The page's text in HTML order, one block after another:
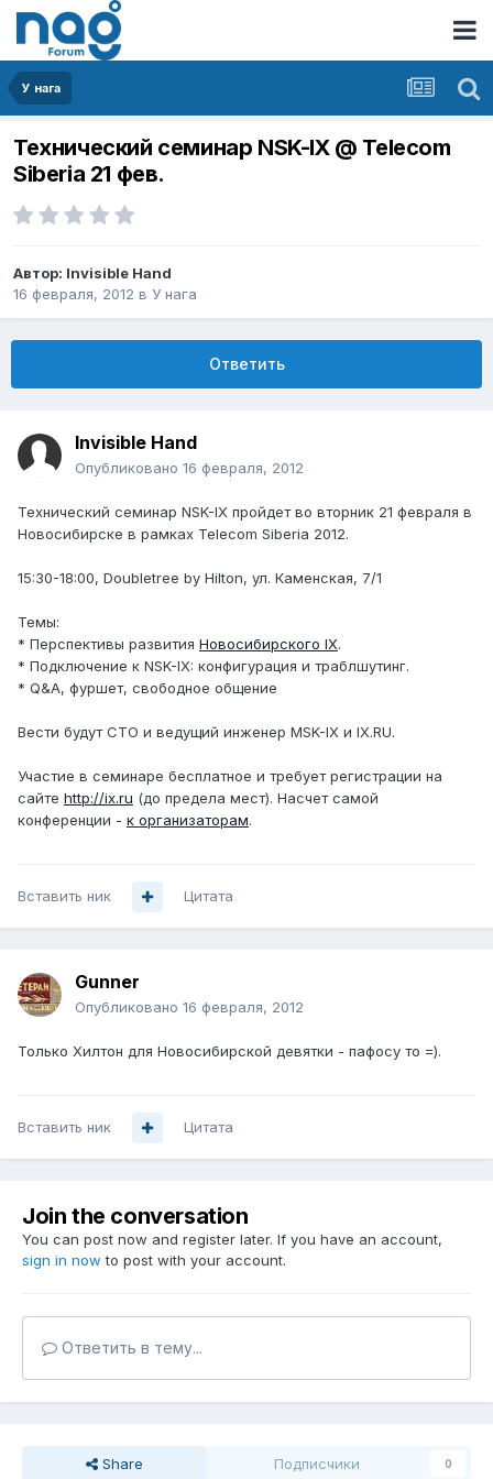
У нага
Технический семинар NSK-IX @ Telecom
Siberia 21 фев.
Автор: Invisible Hand
16 февраля, 2012 в У нага
Ответить
Invisible Hand
Опубликовано 16 февраля, 2012
Технический семинар NSK-IX пройдет во вторник 21 февраля в
Новосибирске в рамках Telecom Siberia 2012.
15:30-18:00, Doubletree by Hilton, ул. Каменская, 7/1
Темы:
* Перспективы развития Новосибирского IX.
* Подключение к NSK-IX: конфигурация и траблшутинг.
* Q&A, фуршет, свободное общение
Вести будут CTO и ведущий инженер MSK-IX и IX.RU.
Участие в семинаре бесплатное и требует регистрации на
сайте http://ix.ru (до предела мест). Насчет самой
конференции - к организаторам.
Вставить ник Цитата
Gunner
Опубликовано 16 февраля, 2012
Только Хилтон для Новосибирской девятки - пафосу то =).
Вставить ник Цитата
Join the conversation
You can post now and register later. If you have an account,
sign in now to post with your account.
Ответить в тему...
Share Подписчики 0